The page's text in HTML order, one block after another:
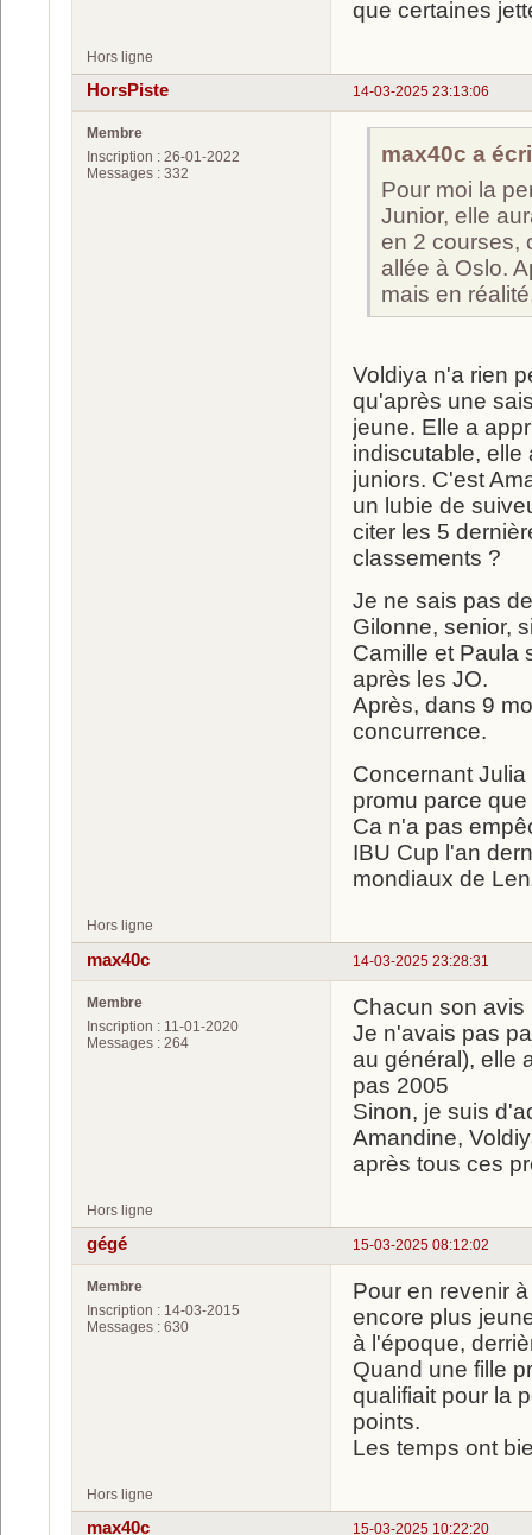
que certaines
Hors ligne
14-03-2025 23:13:06
HorsPiste
Membre
Inscription : 26-01-2022
Messages : 332
max40c a
Pour moi la
Junior, elle
en 2 courses,
allée à Oslo.
mais en
Voldiya n'a rien
qu'après une
jeune. Elle a
indiscutable, elle
juniors. C'est
un lubie de
citer les 5
classements ?
Je ne sais pas
Gilonne, senior,
Camille et Paula
après les JO.
Après, dans 9
concurrence.
Concernant
promu parce
Ca n'a pas
IBU Cup l'an
mondiaux de
Hors ligne
14-03-2025 23:28:31
max40c
Membre
Inscription : 11-01-2020
Messages : 264
Chacun son avis
Je n'avais pas
au général), elle
pas 2005
Sinon, je suis
Amandine,
après tous ces
Hors ligne
15-03-2025 08:12:02
gégé
Membre
Inscription : 14-03-2015
Messages : 630
Pour en revenir
encore plus
à l'époque,
Quand une fille
qualifiait pour la
points.
Les temps ont
Hors ligne
15-03-2025 10:22:20
max40c